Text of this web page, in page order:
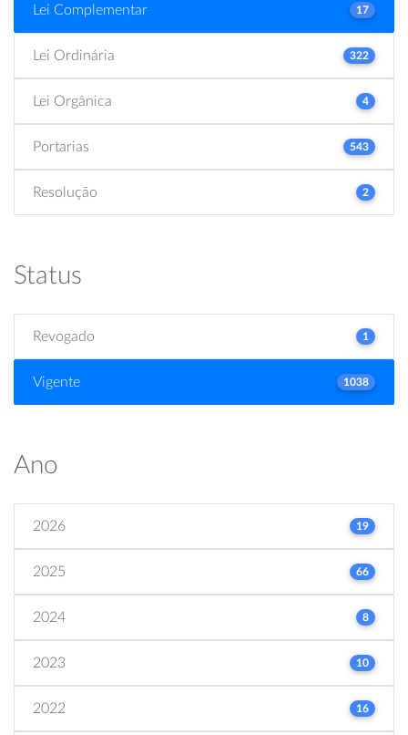
Lei Complementar 17
Lei Ordinária 322
Lei Orgânica 4
Portarias 543
Resolução 2
Status
Revogado 1
Vigente 1038
Ano
2026 19
2025 66
2024 8
2023 10
2022 16